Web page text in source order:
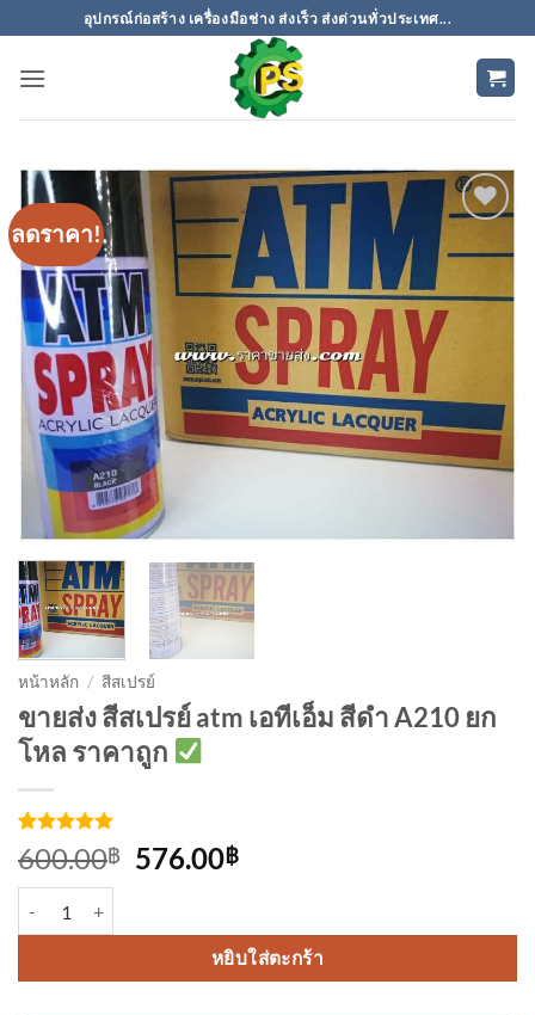
ไป
อุปกรณ์ก่อสร้าง เครื่องมือช่าง ส่งเร็ว ส่งด่วนทั่วประเทศ...
ลดราคา!
เพิ่มเข้า
รายการ
ติดตาม
หน้าหลัก / สีสเปรย์
ขายส่ง สีสเปรย์ atm เอทีเอ็ม สีดำ A210 ยก
โหล ราคาถูก
ให้คะแนน
5จาก 5
คะแนนเต็ม
3
การให้
คะแนน
600.00฿
Original
600.00฿.
576.00฿Current
576.00฿.
หยิบใส่ตะกร้า